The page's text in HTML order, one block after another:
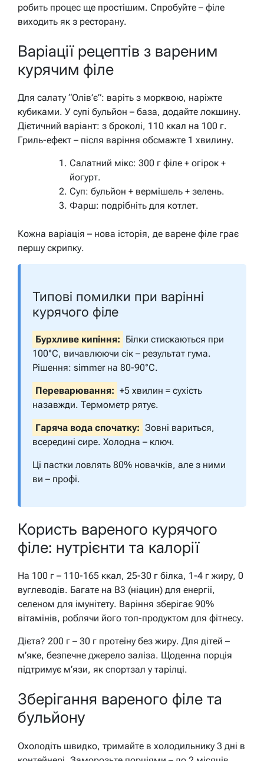
робить процес ще простішим. Спробуйте – філе
виходить як з ресторану.
Варіації рецептів з вареним
курячим філе
Для салату “Олів’є”: варіть з морквою, наріжте
кубиками. У супі бульйон – база, додайте локшину.
Дієтичний варіант: з броколі, 110 ккал на 100 г.
Гриль-ефект – після варіння обсмажте 1 хвилину.
Салатний мікс: 300 г філе + огірок +
йогурт.
Суп: бульйон + вермішель + зелень.
Фарш: подрібніть для котлет.
Кожна варіація – нова історія, де варене філе грає
першу скрипку.
Типові помилки при варінні
курячого філе
Бурхливе кипіння: Білки стискаються при
100°C, вичавлюючи сік – результат гума.
Рішення: simmer на 80-90°C.
Переварювання: +5 хвилин = сухість
назавжди. Термометр рятує.
Гаряча вода спочатку: Зовні вариться,
всередині сире. Холодна – ключ.
Ці пастки ловлять 80% новачків, але з ними
ви – профі.
Користь вареного курячого
філе: нутрієнти та калорії
На 100 г – 110-165 ккал, 25-30 г білка, 1-4 г жиру, 0
вуглеводів. Багате на B3 (ніацин) для енергії,
селеном для імунітету. Варіння зберігає 90%
вітамінів, роблячи його топ-продуктом для фітнесу.
Дієта? 200 г – 30 г протеїну без жиру. Для дітей –
м’яке, безпечне джерело заліза. Щоденна порція
підтримує м’язи, як спортзал у тарілці.
Зберігання вареного філе та
бульйону
Охолодіть швидко, тримайте в холодильнику 3 дні в